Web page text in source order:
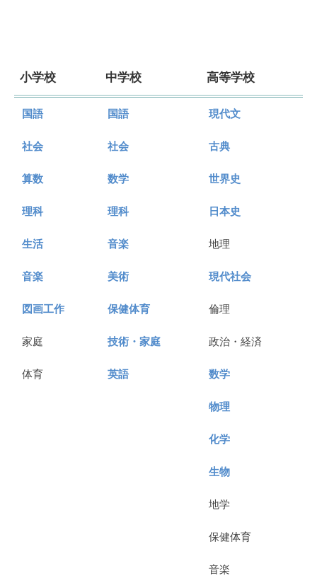
小学校 中学校 高等学校
国語 国語 現代文
社会 社会 古典
算数 数学 世界史
理科 理科 日本史
生活 音楽 地理
音楽 美術 現代社会
図画工作 保健体育 倫理
家庭 技術・家庭 政治・経済
体育 英語 数学
物理
化学
生物
地学
保健体育
音楽